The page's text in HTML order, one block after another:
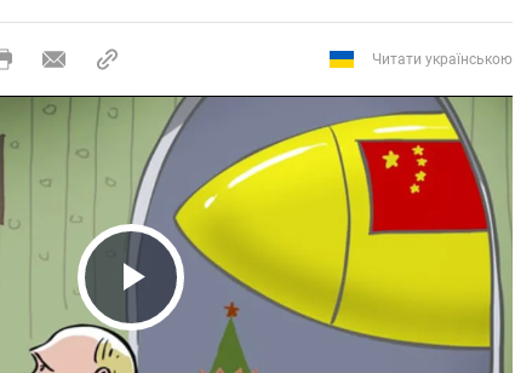
Читати українською
Play Video